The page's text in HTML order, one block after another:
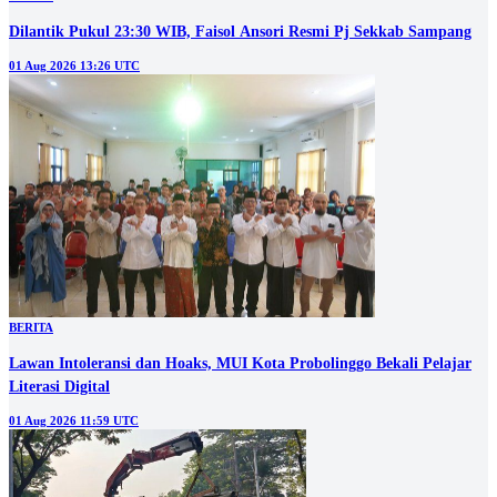
Dilantik Pukul 23:30 WIB, Faisol Ansori Resmi Pj Sekkab Sampang
01 Aug 2026 13:26 UTC
BERITA
‎Lawan Intoleransi dan Hoaks, MUI Kota Probolinggo Bekali Pelajar
Literasi Digital
01 Aug 2026 11:59 UTC